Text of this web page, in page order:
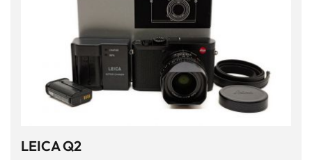
LEICA Q2